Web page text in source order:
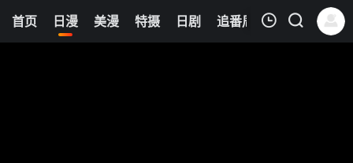
首页 日漫 美漫 特摄 日剧 追番周表 今日更新
0